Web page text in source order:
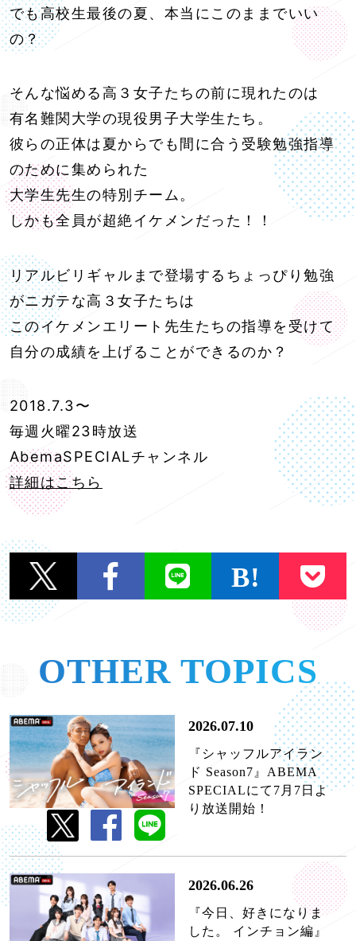
でも高校生最後の夏、本当にこのままでいい
の？
そんな悩める高３女子たちの前に現れたのは
有名難関大学の現役男子大学生たち。
彼らの正体は夏からでも間に合う受験勉強指導
のために集められた
大学生先生の特別チーム。
しかも全員が超絶イケメンだった！！
リアルビリギャルまで登場するちょっぴり勉強
がニガテな高３女子たちは
このイケメンエリート先生たちの指導を受けて
自分の成績を上げることができるのか？
2018.7.3〜
毎週火曜23時放送
AbemaSPECIALチャンネル
詳細はこちら
OTHER TOPICS
2026.07.10
『シャッフルアイラン
ド Season7』ABEMA
SPECIALにて7月7日よ
り放送開始！
2026.06.26
『今日、好きになりま
した。 インチョン編』